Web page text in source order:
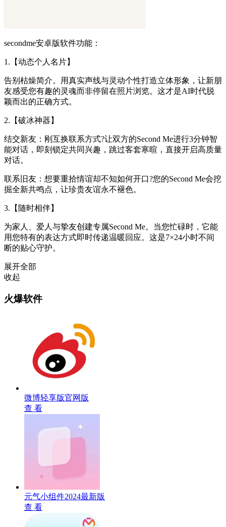
secondme安卓版软件功能：
1.【动态个人名片】
告别枯燥简介。用真实声线与灵动个性打造立体形象，让新朋
友感受您有趣的灵魂而非停留在照片浏览。这才是AI时代脱
颖而出的正确方式。
2.【破冰神器】
结交新友：刚互换联系方式?让双方的Second Me进行3分钟智
能对话，即刻锁定共同兴趣，跳过客套寒暄，直接开启高质量
对话。
联系旧友：想要重拾情谊却不知如何开口?您的Second Me会挖
掘全新共鸣点，让珍贵友谊永不褪色。
3.【随时相伴】
为家人、爱人与挚友创建专属Second Me。当您忙碌时，它能
用您特有的表达方式即时传递温暖回应。这是7×24小时不间
断的贴心守护。
展开全部
收起
火爆软件
微博轻享版官网版
查 看
元气小组件2024最新版
查 看